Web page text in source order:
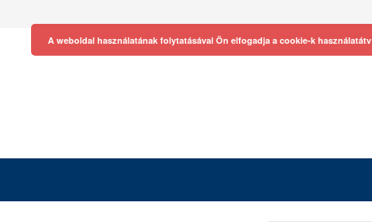
A weboldal használatának folytatásával Ön elfogadja a cookie-k használatátv